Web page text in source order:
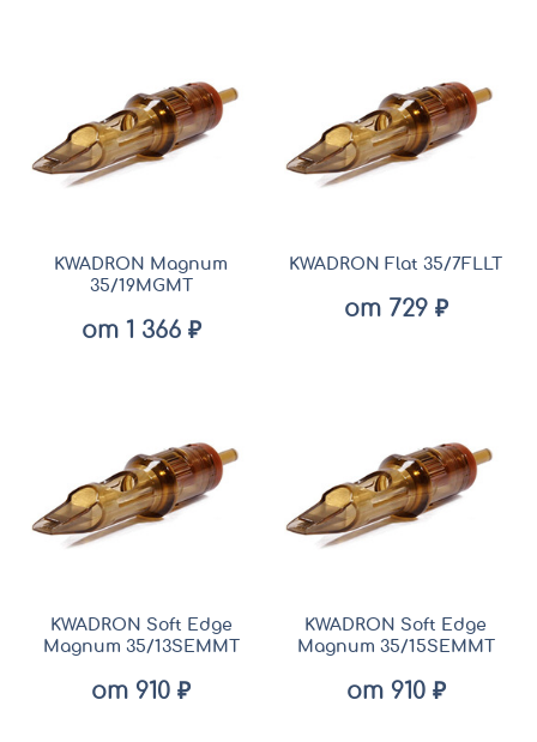
KWADRON Magnum
35/19MGMT
от 1 366 ₽
KWADRON Flat 35/7FLLT
от 729 ₽
KWADRON Soft Edge
Magnum 35/13SEMMT
от 910 ₽
KWADRON Soft Edge
Magnum 35/15SEMMT
от 910 ₽